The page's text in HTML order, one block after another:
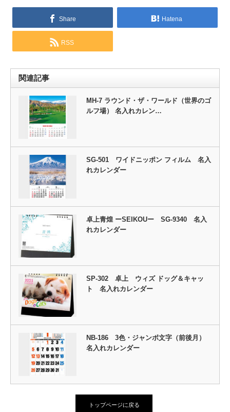
Share Hatena
RSS
関連記事
MH-7 ラウンド・ザ・ワールド（世界のゴ
ルフ場） 名入れカレン…
SG-501 ワイドニッポン フィルム 名入
れカレンダー
卓上青煌 ーSEIKOUー SG-9340 名入
れカレンダー
SP-302 卓上 ウィズ ドッグ＆キャッ
ト 名入れカレンダー
NB-186 3色・ジャンボ文字（前後月）
名入れカレンダー
トップページに戻る